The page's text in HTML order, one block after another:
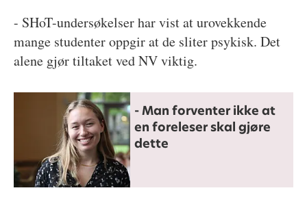
- SHoT-undersøkelser har vist at urovekkende
mange studenter oppgir at de sliter psykisk. Det
alene gjør tiltaket ved NV viktig.
- Man forventer ikke at
en foreleser skal gjøre
dette